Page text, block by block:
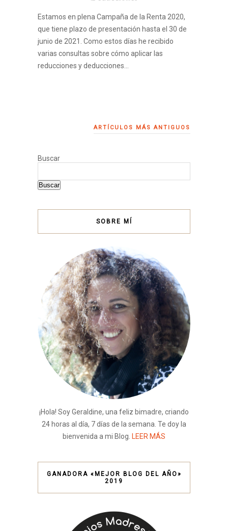
Estamos en plena Campaña de la Renta 2020,
que tiene plazo de presentación hasta el 30 de
junio de 2021. Como estos días he recibido
varias consultas sobre cómo aplicar las
reducciones y deducciones…
ARTÍCULOS MÁS ANTIGUOS
Buscar
Buscar
SOBRE MÍ
¡Hola! Soy Geraldine, una feliz bimadre, criando
24 horas al día, 7 días de la semana. Te doy la
bienvenida a mi Blog. LEER MÁS
GANADORA «MEJOR BLOG DEL AÑO»
2019